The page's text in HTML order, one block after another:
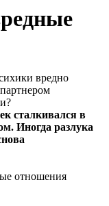
вредно
сталкивался в
Иногда разлука
отношения